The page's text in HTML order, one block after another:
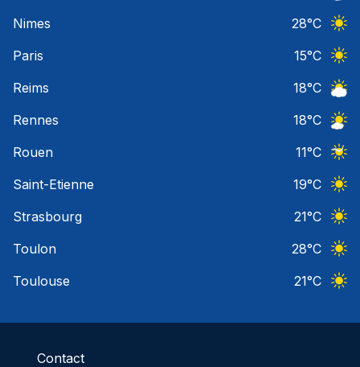
Nimes
28°C
Paris
15°C
Reims
18°C
Rennes
18°C
Rouen
11°C
Saint-Etienne
19°C
Strasbourg
21°C
Toulon
28°C
Toulouse
21°C
Contact